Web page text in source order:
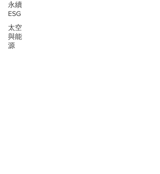
永續
ESG
太空
與能
源